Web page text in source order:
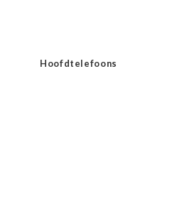
Hoofdtelefoons